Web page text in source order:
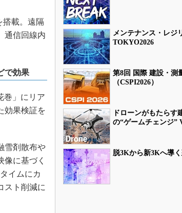
載。遠隔
通信回線内
で効果
巻」にリア
効果検証を
雪剤散布や
に基づく
イムにカ
スト削減に
メンテナンス・レジ
TOKYO2026
第8回 国際 建設・測
（CSPI2026）
ドローンがもたらす
の“ゲームチェンジ”
脱3Kから新3Kへ導